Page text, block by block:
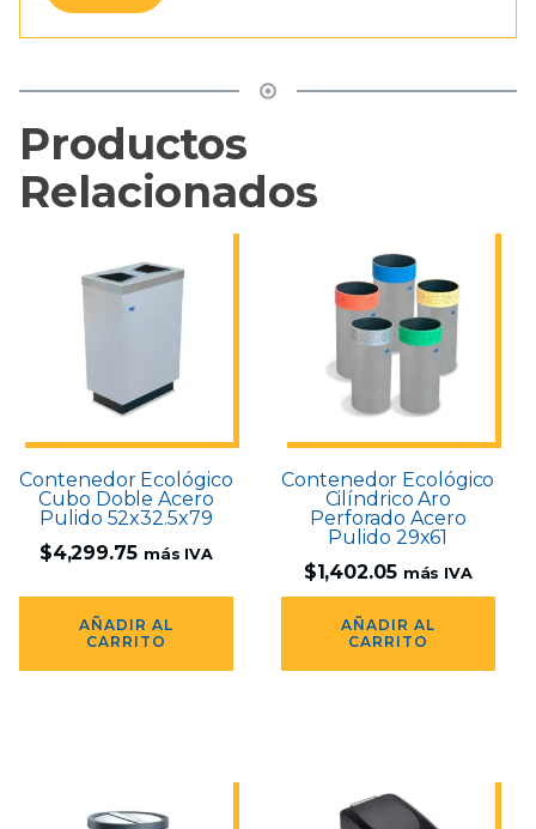
Productos
Relacionados
Contenedor Ecológico
Cubo Doble Acero
Pulido 52x32.5x79
$4,299.75 más IVA
AÑADIR AL
CARRITO
Contenedor Ecológico
Cilíndrico Aro
Perforado Acero
Pulido 29x61
$1,402.05 más IVA
AÑADIR AL
CARRITO